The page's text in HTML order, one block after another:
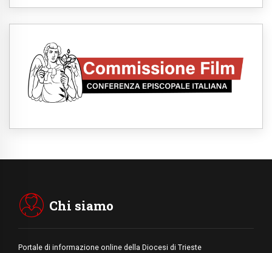
Leone XIV: la rivoluzione del Vangelo
06.08.2026
Fra Marco Vianelli: alla scuola di san
Francesco per imparare il Vangelo della
pace
Chi siamo
Portale di informazione online della Diocesi di Trieste